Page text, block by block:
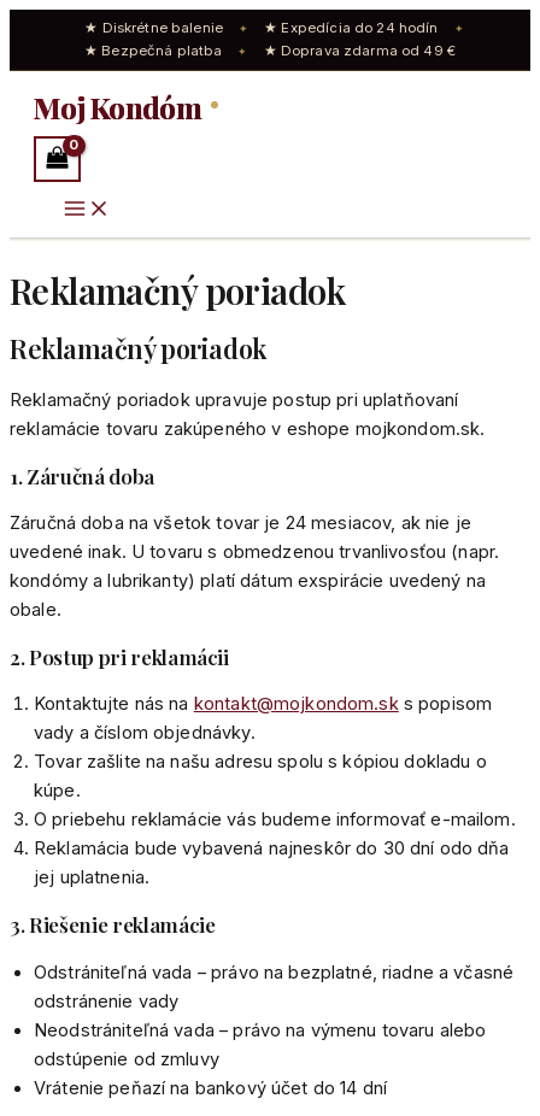
★ Diskrétne balenie ✦ ★ Expedícia do 24 hodín ✦
★ Bezpečná platba ✦ ★ Doprava zdarma od 49 €
obsah
Moj Kondóm
Reklamačný poriadok
Reklamačný poriadok
Reklamačný poriadok upravuje postup pri uplatňovaní
reklamácie tovaru zakúpeného v eshope mojkondom.sk.
1. Záručná doba
Záručná doba na všetok tovar je 24 mesiacov, ak nie je
uvedené inak. U tovaru s obmedzenou trvanlivosťou (napr.
kondómy a lubrikanty) platí dátum exspirácie uvedený na
obale.
2. Postup pri reklamácii
Kontaktujte nás na kontakt@mojkondom.sks popisom
vady a číslom objednávky.
Tovar zašlite na našu adresu spolu s kópiou dokladu o
kúpe.
O priebehu reklamácie vás budeme informovať e-mailom.
Reklamácia bude vybavená najneskôr do 30 dní odo dňa
jej uplatnenia.
3. Riešenie reklamácie
Odstrániteľná vada – právo na bezplatné, riadne a včasné
odstránenie vady
Neodstrániteľná vada – právo na výmenu tovaru alebo
odstúpenie od zmluvy
Vrátenie peňazí na bankový účet do 14 dní